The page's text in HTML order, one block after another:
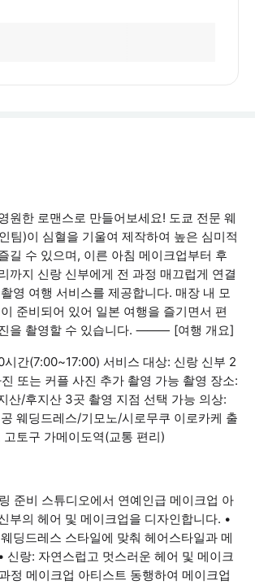
원한 로맨스로 만들어보세요! 도쿄 전문 웨
팀)이 심혈을 기울여 제작하여 높은 심미적
길 수 있으며, 이른 아침 메이크업부터 후
까지 신랑 신부에게 전 과정 매끄럽게 연결
영 여행 서비스를 제공합니다. 매장 내 모
준비되어 있어 일본 여행을 즐기면서 편
진을 촬영할 수 있습니다. ⸻ [여행 개요]
시간(7:00~17:00) 서비스 대상: 신랑 신부 2
또는 커플 사진 추가 촬영 가능 촬영 장소:
산/후지산 3곳 촬영 지점 선택 가능 의상:
웨딩드레스/기모노/시로무쿠 이로카케 출
고토구 가메이도역(교통 편리)
준비 스튜디오에서 연예인급 메이크업 아
부의 헤어 및 메이크업을 디자인합니다. •
딩드레스 스타일에 맞춰 헤어스타일과 메
신랑: 자연스럽고 멋스러운 헤어 및 메이크
정 메이크업 아티스트 동행하여 메이크업